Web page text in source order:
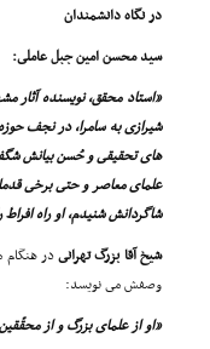
در نگاه دانشمندان
سید محسن امین جبل عاملى:
«استاد محقق، نویسنده آثار
شیرازى به سامرا، در نجف
هاى تحقیقى و حُسن بیانش
علماى معاصر و حتى برخى
شاگردانش شنیدم، او راه
شیخ آقا بزرگ تهرانىدر هنگام
وصفش مى نویسد:
«او از علماى بزرگ و از